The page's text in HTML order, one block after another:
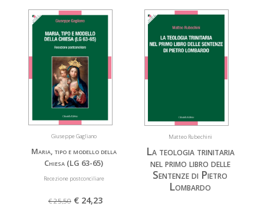
Giuseppe Gagliano
Maria, tipo e modello della
Chiesa (LG 63-65)
Recezione postconciliare
€ 25,50 € 24,23
Matteo Rubechini
La teologia trinitaria
nel primo libro delle
Sentenze di Pietro
Lombardo